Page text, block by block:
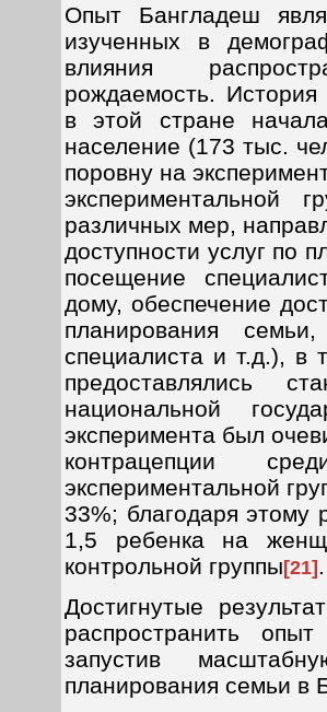
Опыт Бангладеш
изученных в
влияния
рождаемость.
в этой стране
население (173 тыс.
поровну на
экспериментальной
различных мер,
доступности услуг по
посещение
дому, обеспечение
планирования
специалиста и т.д.), в
предоставлялись
национальной
эксперимента был
контрацепции
экспериментальной
33%; благодаря этому
1,5 ребенка на
контрольной группы[21].
Достигнутые
распространить
запустив
планирования семьи в